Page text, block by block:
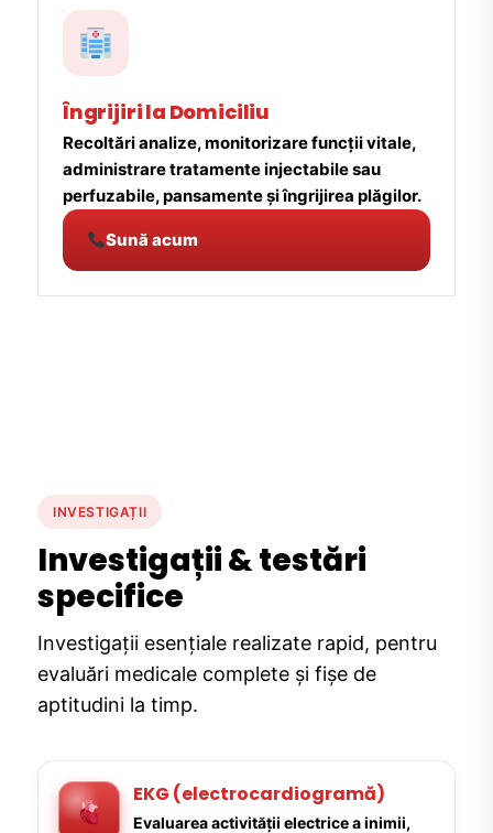
Îngrijiri la Domiciliu
Recoltări analize, monitorizare funcții vitale,
administrare tratamente injectabile sau
perfuzabile, pansamente și îngrijirea plăgilor.
Sună acum
INVESTIGAȚII
Investigații & testări
specifice
Investigații esențiale realizate rapid, pentru
evaluări medicale complete și fișe de
aptitudini la timp.
EKG (electrocardiogramă)
Evaluarea activității electrice a inimii,